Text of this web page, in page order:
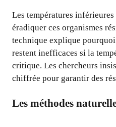
Les températures
éradiquer ces organismes
technique explique
restent inefficaces si la
critique. Les chercheurs
chiffrée pour garantir des
Les méthodes